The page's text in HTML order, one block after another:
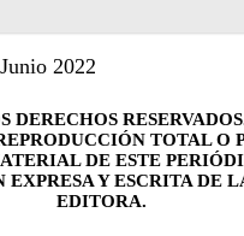
2022
DERECHOS
TOTAL O
DE ESTE
Y ESCRITA DE
EDITORA.